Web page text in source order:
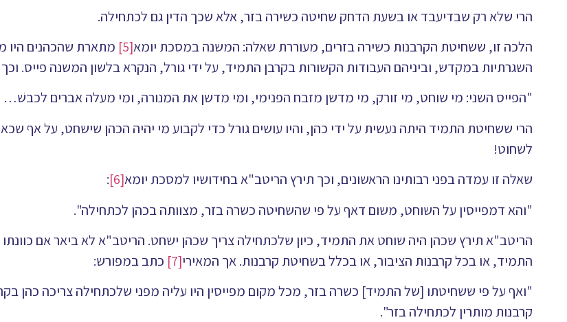
הרי שלא רק שבדיעבד או בשעת הדחק שחיטה כשירה בזר, אלא שכך הדין גם לכתחילה.
הלכה זו, ששחיטת הקרבנות כשירה בזרים, מעוררת שאלה: המשנה במסכת יומא[5]
מתארת שהכהנים היו
השגרתיות במקדש, וביניהם העבודות הקשורות בקרבן התמיד, על ידי גורל, הנקרא בלשון המשנה פייס.
"הפייס השני: מי שוחט, מי זורק, מי מדשן מזבח הפנימי, ומי מדשן את המנורה, ומי מעלה אברים לכבשׁ…
הרי ששחיטת התמיד היתה נעשית על ידי כהן, והיו עושים גורל כדי לקבוע מי יהיה הכהן שישחט, על אף
לשחוט!
שאלה זו עמדה בפני רבותינו הראשונים, וכך תירץ הריטב"א בחידושיו למסכת יומא[6]
:
"והא דמפייסין על השוחט, משום דאף על פי שהשחיטה כשרה בזר, מצוותה בכהן לכתחילה".
הריטב"א תירץ שכהן היה שוחט את התמיד, כיון שלכתחילה צריך שכהן ישחט. הריטב"א לא ביאר אם
התמיד, או בכל קרבנות הציבור, או בכלל בשחיטת קרבנות. אך המאירי[7]
כתב במפורש:
"ואף על פי ששחיטתו [של התמיד] כשרה בזר, מכל מקום מפייסין היו עליה מפני שלכתחילה צריכה כהן
קרבנות מותרין לכתחילה בזר".